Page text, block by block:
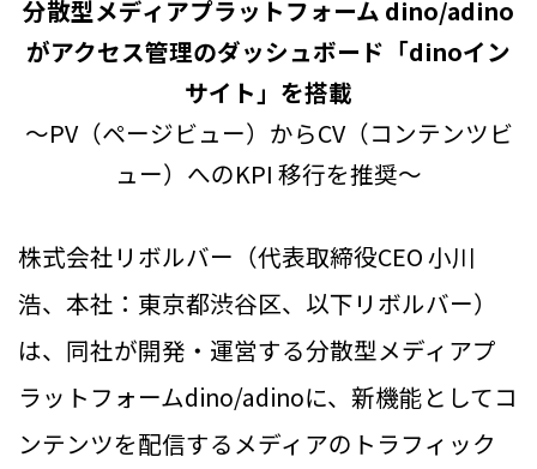
分散型メディアプラットフォーム dino/adino
がアクセス管理のダッシュボード「dinoイン
サイト」を搭載
～PV（ページビュー）からCV（コンテンツビ
ュー）へのKPI 移行を推奨～
株式会社リボルバー（代表取締役CEO 小川
浩、本社：東京都渋谷区、以下リボルバー）
は、同社が開発・運営する分散型メディアプ
ラットフォームdino/adinoに、新機能としてコ
ンテンツを配信するメディアのトラフィック